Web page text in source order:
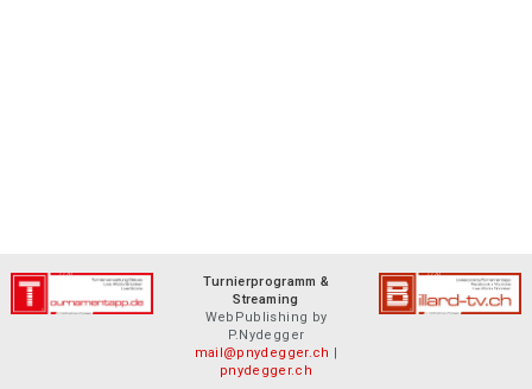
Turnierprogramm &
Streaming
WebPublishing by
P.Nydegger
mail@pnydegger.ch |
pnydegger.ch